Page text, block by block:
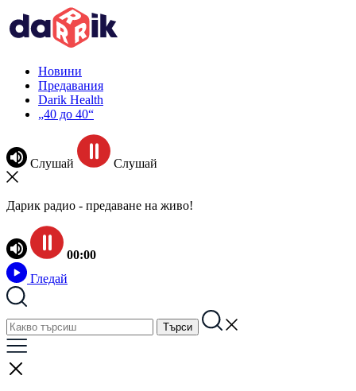
Новини
Предавания
Darik Health
„40 до 40“
Слушай Слушай
Дарик радио - предаване на живо!
00:00
Гледай